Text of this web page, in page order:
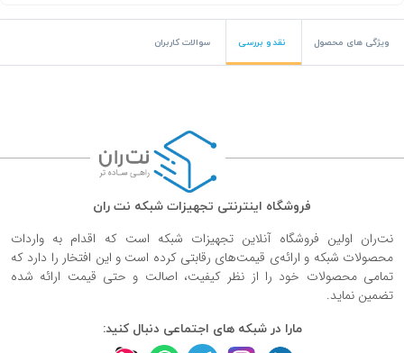
ویژگی های محصول نقد و بررسی سوالات کاربران
فروشگاه اینترنتی تجهیزات شبکه نت ران
نت‌ران اولین فروشگاه آنلاین تجهیزات شبکه است که اقدام به واردات
محصولات شبکه و ارائه‌ی قیمت‌های رقابتی کرده است و این افتخار را دارد که
تمامی محصولات خود را از نظر کیفیت، اصالت و حتی قیمت ارائه شده
تضمین نماید.
مارا در شبکه های اجتماعی دنبال کنید: